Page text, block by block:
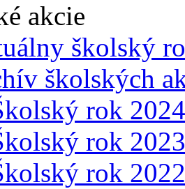
akcie
školský
školských
rok
rok
rok